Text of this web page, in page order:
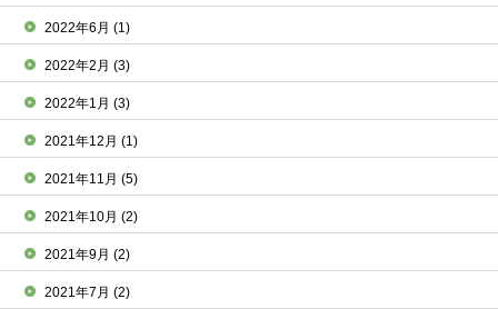
2022年6月(1)
2022年2月(3)
2022年1月(3)
2021年12月(1)
2021年11月(5)
2021年10月(2)
2021年9月(2)
2021年7月(2)